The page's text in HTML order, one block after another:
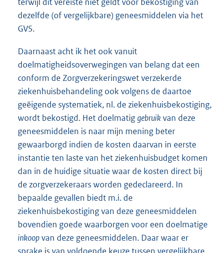
terwijl dit vereiste niet geldt voor bekostiging van
dezelfde (of vergelijkbare) geneesmiddelen via het
GVS.
Daarnaast acht ik het ook vanuit
doelmatigheidsoverwegingen van belang dat een
conform de Zorgverzekeringswet verzekerde
ziekenhuisbehandeling ook volgens de daartoe
geëigende systematiek, nl. de ziekenhuisbekostiging,
wordt bekostigd. Het doelmatiggebruikvan deze
geneesmiddelen is naar mijn mening beter
gewaarborgd indien de kosten daarvan in eerste
instantie ten laste van het ziekenhuisbudget komen
dan in de huidige situatie waar de kosten direct bij
de zorgverzekeraars worden gedeclareerd. In
bepaalde gevallen biedt m.i. de
ziekenhuisbekostiging van deze geneesmiddelen
bovendien goede waarborgen voor een doelmatige
inkoopvan deze geneesmiddelen. Daar waar er
sprake is van voldoende keuze tussen vergelijkbare